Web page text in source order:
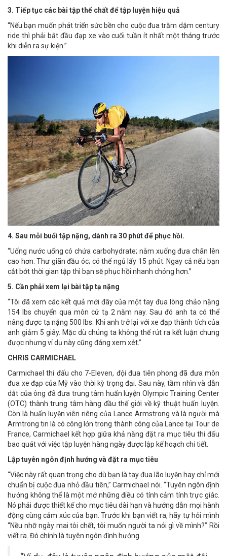
3. Tiếp tục các bài tập thể chất để tập luyện hiệu quả
“Nếu bạn muốn phát triển sức bền cho cuộc đua trăm dặm century
ride thì phải bắt đầu đạp xe vào cuối tuần ít nhất một tháng trước
khi diễn ra sự kiện.”
4. Sau mỗi buổi tập nặng, dành ra 30 phút để phục hồi.
“Uống nước uống có chứa carbohydrate; nằm xuống đưa chân lên
cao hơn. Thư giãn đầu óc; có thể ngủ lấy 15 phút. Ngay cả nếu bạn
cắt bớt thời gian tập thì bạn sẽ phục hồi nhanh chóng hơn.”
5. Cần phải xem lại bài tập tạ nặng
“Tôi đã xem các kết quả mới đây của một tay đua lòng chảo nặng
154 lbs chuyển qua môn cử tạ 2 năm nay. Sau đó anh ta có thể
nâng được tạ nặng 500 lbs. Khi anh trở lại với xe đạp thành tích của
anh giảm 5 giây. Mặc dù chúng ta không thể rút ra kết luận chung
được nhưng ví dụ này cũng đáng xem xét.”
CHRIS CARMICHAEL
Carmichael thi đấu cho 7-Eleven, đội đua tiên phong đã đưa môn
đua xe đạp của Mỹ vào thời kỳ trọng đại. Sau này, tầm nhìn và dẫn
dắt của ông đã đưa trung tâm huấn luyện Olympic Training Center
(OTC) thành trung tâm hàng đầu thế giới về kỹ thuật huấn luyện.
Còn là huấn luyện viên riêng của Lance Armstrong và là người mà
Armtrong tin là có công lớn trong thành công của Lance tại Tour de
France, Carmichael kết hợp giữa khả năng đặt ra mục tiêu thi đấu
bao quát với việc tập luyện hàng ngày được lập kế hoạch chi tiết.
Lập tuyên ngôn định hướng và đặt ra mục tiêu
“Việc này rất quan trọng cho dù bạn là tay đua lão luyện hay chỉ mới
chuẩn bị cuộc đua nhỏ đầu tiên,” Carmichael nói. “Tuyên ngôn định
hướng không thể là một mớ những điều có tính cảm tính trực giác.
Nó phải được thiết kế cho mục tiêu dài hạn và hướng dẫn mọi hành
động cùng cảm xúc của bạn. Trước khi bạn viết ra, hãy tự hỏi mình
“Nều nhỡ ngày mai tôi chết, tôi muốn người ta nói gì về mình?” Rồi
viết ra. Đó chính là tuyên ngôn định hướng.